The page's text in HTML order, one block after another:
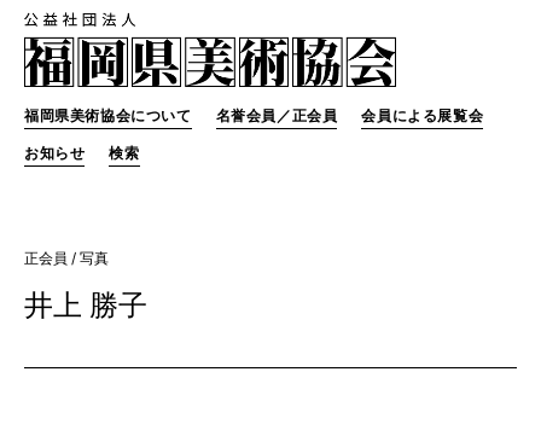
福岡県美術協会について 名誉会員／正会員 会員による展覧会
お知らせ 検索
正会員 / 写真
井上 勝子